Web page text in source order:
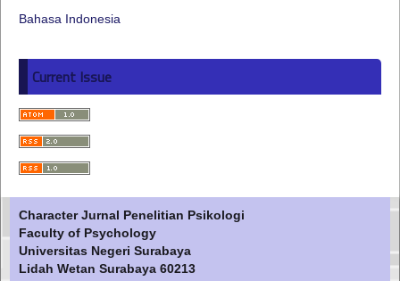
Bahasa Indonesia
Current Issue
Character Jurnal Penelitian Psikologi
Faculty of Psychology
Universitas Negeri Surabaya
Lidah Wetan Surabaya 60213